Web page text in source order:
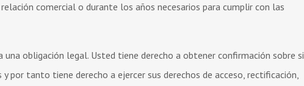
comercial o durante los años necesarios para cumplir con las
obligación legal. Usted tiene derecho a obtener confirmación sobre si
por tanto tiene derecho a ejercer sus derechos de acceso, rectificación,